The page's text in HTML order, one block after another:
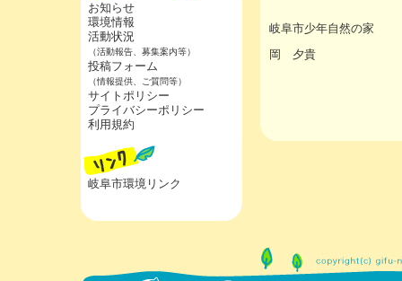
お知らせ
環境情報
活動状況
（活動報告、募集案内等）
投稿フォーム
（情報提供、ご質問等）
サイトポリシー
プライバシーポリシー
利用規約
岐阜市環境リンク
岐阜市少年自然の家
岡 夕貴